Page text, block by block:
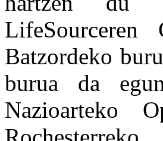
LifeSourceren
Batzordeko
burua da
Nazioarteko